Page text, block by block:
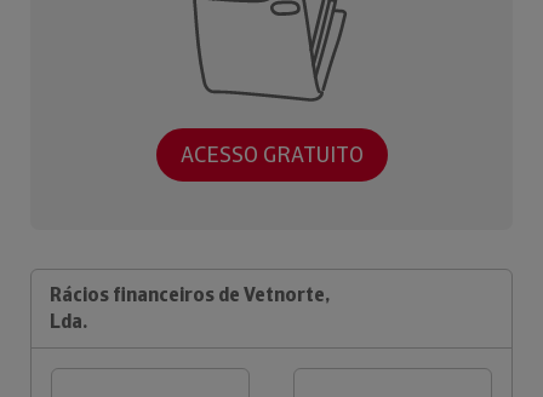
ACESSO GRATUITO
Rácios financeiros de Vetnorte,
Lda.